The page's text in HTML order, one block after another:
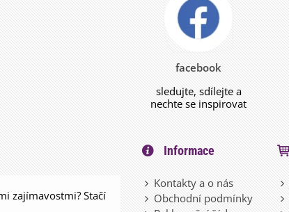
facebook
sledujte, sdílejte a
nechte se inspirovat
zajímavostmi? Stačí
Informace
Kontakty a o nás
Obchodní podmínky